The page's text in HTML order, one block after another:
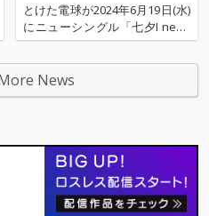
とけた電球が2024年6月19日(水)
にニューシングル「七夕I need
you☆彡」をリリースすること
が決定した。 今年4月、所属事
務所からの独立とともに開始し
た4カ月連続リリース。その第3
ている
News